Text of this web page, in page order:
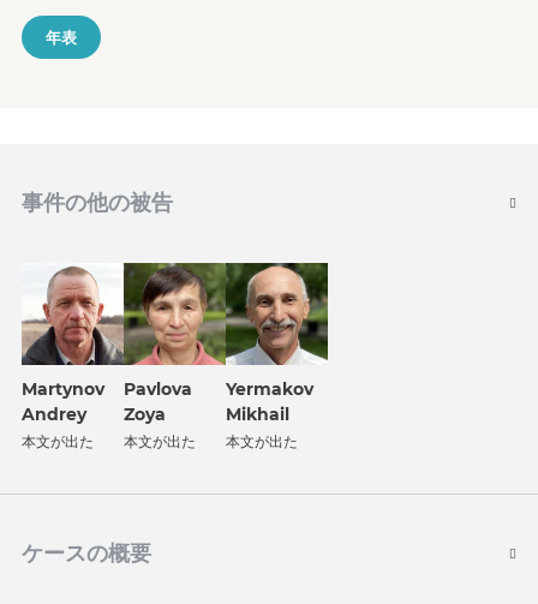
年表
事件の他の被告
Martynov
Andrey
本文が出た
Pavlova
Zoya
本文が出た
Yermakov
Mikhail
本文が出た
ケースの概要